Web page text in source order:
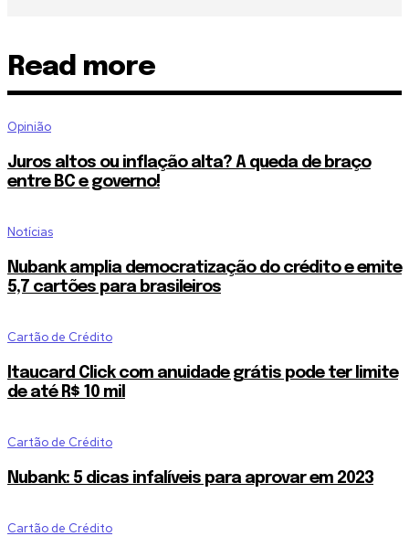
Read more
Opinião
Juros altos ou inflação alta? A queda de braço
entre BC e governo!
Notícias
Nubank amplia democratização do crédito e emite
5,7 cartões para brasileiros
Cartão de Crédito
Itaucard Click com anuidade grátis pode ter limite
de até R$ 10 mil
Cartão de Crédito
Nubank: 5 dicas infalíveis para aprovar em 2023
Cartão de Crédito